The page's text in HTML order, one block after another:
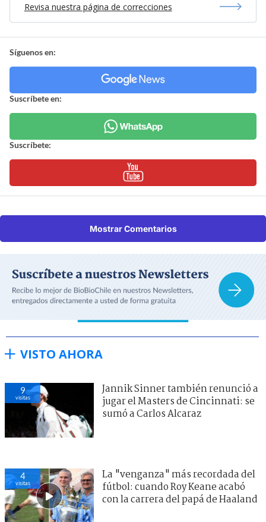
Revisa nuestra página de correcciones
Síguenos en:
Suscríbete en:
Suscríbete:
Mostrar Comentarios
VISTO AHORA
9
visitas
Jannik Sinner también renunció a
jugar el Masters de Cincinnati: se
sumó a Carlos Alcaraz
4
visitas
La "venganza" más recordada del
fútbol: cuando Roy Keane acabó
con la carrera del papá de Haaland